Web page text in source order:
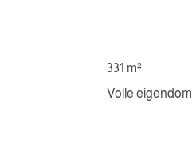
331 m²
Volle eigendom